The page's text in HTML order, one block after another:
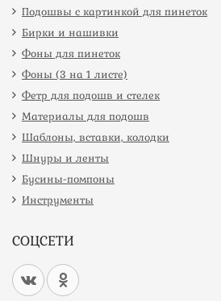
Подошвы с картинкой для пинеток
Бирки и нашивки
Фоны для пинеток
Фоны (3 на 1 листе)
Фетр для подошв и стелек
Материалы для подошв
Шаблоны, вставки, колодки
Шнуры и ленты
Бусины-помпоны
Инструменты
СОЦСЕТИ